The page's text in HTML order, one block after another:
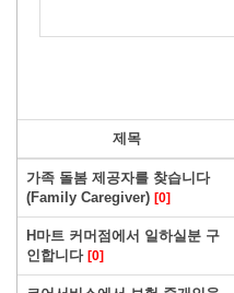
제목
가족 돌봄 제공자를 찾습니다
(Family Caregiver) [0]
H마트 커머점에서 일하실분 구
인합니다 [0]